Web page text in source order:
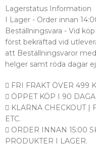
Lagerstatus Information
I Lager - Order innan
Beställningsvara - Vid
först bekräftad vid
att Beställningsvaror
helger samt röda dagar
FRI FRAKT ÖVER 499
ÖPPET KÖP I 90
KLARNA CHECKOUT |
ETC.
ORDER INNAN 15:00
PRODUKTER I LAGER.